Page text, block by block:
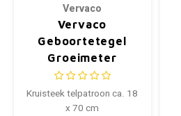
Vervaco
Vervaco
Geboortetegel
Groeimeter
Bosdieren PN-
0196856
Kruisteek telpatroon ca. 18
x 70 cm